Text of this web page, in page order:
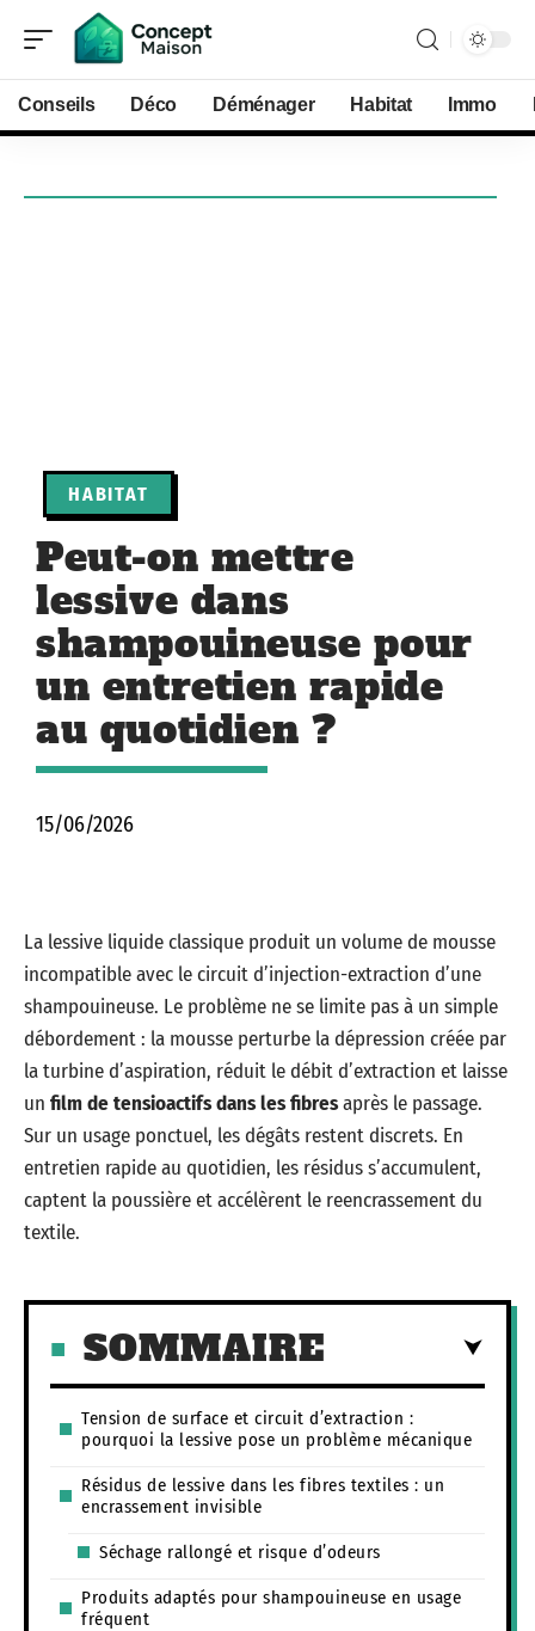
Conseils Déco Déménager Habitat Immo
HABITAT
Peut-on mettre
lessive dans
shampouineuse pour
un entretien rapide
au quotidien ?
15/06/2026
La lessive liquide classique produit un volume de mousse
incompatible avec le circuit d’injection-extraction d’une
shampouineuse. Le problème ne se limite pas à un simple
débordement : la mousse perturbe la dépression créée par
la turbine d’aspiration, réduit le débit d’extraction et laisse
un film de tensioactifs dans les fibresaprès le passage.
Sur un usage ponctuel, les dégâts restent discrets. En
entretien rapide au quotidien, les résidus s’accumulent,
captent la poussière et accélèrent le reencrassement du
textile.
SOMMAIRE
Tension de surface et circuit d’extraction :
pourquoi la lessive pose un problème mécanique
Résidus de lessive dans les fibres textiles : un
encrassement invisible
Séchage rallongé et risque d’odeurs
Produits adaptés pour shampouineuse en usage
fréquent